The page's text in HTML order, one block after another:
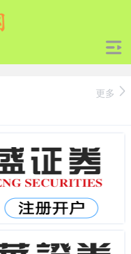
更多